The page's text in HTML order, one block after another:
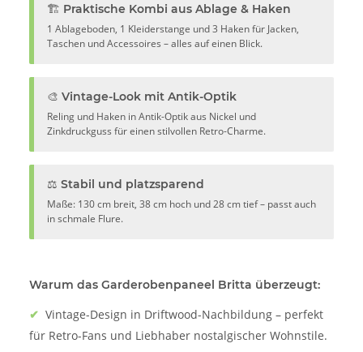
🏗️ Praktische Kombi aus Ablage & Haken
1 Ablageboden, 1 Kleiderstange und 3 Haken für Jacken,
Taschen und Accessoires – alles auf einen Blick.
🎨 Vintage-Look mit Antik-Optik
Reling und Haken in Antik-Optik aus Nickel und
Zinkdruckguss für einen stilvollen Retro-Charme.
⚖️ Stabil und platzsparend
Maße: 130 cm breit, 38 cm hoch und 28 cm tief – passt auch
in schmale Flure.
Warum das Garderobenpaneel Britta überzeugt:
✔ Vintage-Design in Driftwood-Nachbildung – perfekt
für Retro-Fans und Liebhaber nostalgischer Wohnstile.